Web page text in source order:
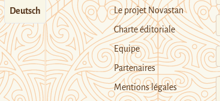
Deutsch
Le projet Novastan
Charte éditoriale
Equipe
Partenaires
Mentions légales